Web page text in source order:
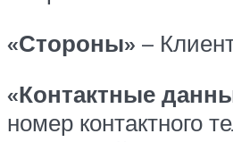
«Стороны» –
«Контактные
номер контактного